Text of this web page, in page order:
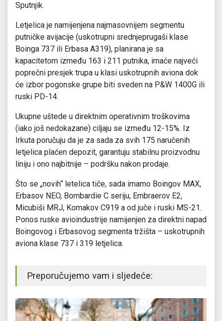
Sputnjik.
Letjelica je namijenjena najmasovnijem segmentu
putničke avijacije (uskotrupni srednjeprugaši klase
Boinga 737 ili Erbasa A319), planirana je sa
kapacitetom između 163 i 211 putnika, imaće najveći
poprečni presjek trupa u klasi uskotrupnih aviona dok
će izbor pogonske grupe biti sveden na P&W 1400G ili
ruski PD-14.
Ukupne uštede u direktnim operativnim troškovima
(iako još nedokazane) ciljaju se između 12-15%. Iz
Irkuta poručuju da je za sada za svih 175 naručenih
letjelica plaćen depozit, garantuju stabilnu proizvodnu
liniju i ono najbitnije – podršku nakon prodaje.
Što se „novih“ letelica tiče, sada imamo Boingov MAX,
Erbasov NEO, Bombardie C seriju, Embraerov E2,
Micubiši MRJ, Komakov C919 a od juče i ruski MS-21.
Ponos ruske avioindustrije namijenjen za direktni napad
Boingovog i Erbasovog segmenta tržišta – uskotrupnih
aviona klase 737 i 319 letjelica.
Preporučujemo vam i sljedeće: